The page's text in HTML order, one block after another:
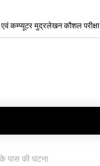
कम्प्यूटर मुद्रलेखन कौशल परीक्षा
पास की घटना